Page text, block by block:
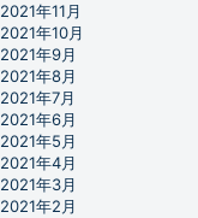
2021年11月
2021年10月
2021年9月
2021年8月
2021年7月
2021年6月
2021年5月
2021年4月
2021年3月
2021年2月